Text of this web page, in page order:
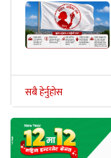
सबै हेर्नुहोस